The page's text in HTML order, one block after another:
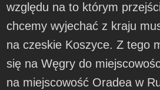
względu na to którym
chcemy wyjechać z kraju
na czeskie Koszyce. Z tego
się na Węgry do
na miejscowość Oradea w